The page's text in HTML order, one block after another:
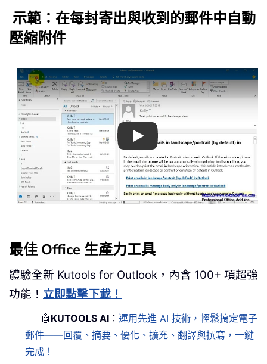
示範：在每封寄出與收到的郵件中自動
壓縮附件
Play
最佳 Office 生產力工具
體驗全新 Kutools for Outlook，內含 100+ 項超強
功能！ 立即點擊下載！
🤖 KUTOOLS AI ：運用先進 AI 技術，輕鬆搞定電子
郵件——回覆、摘要、優化、擴充、翻譯與撰寫，一鍵
完成！